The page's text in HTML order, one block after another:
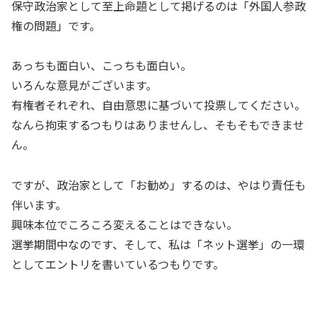
保守政治家として至上命題として掲げるのは「外国人参政
権の問題」です。
あっちも面白い、こっちも面白い。
いろんな意見がございます。
有権者それぞれ、自由意思に基づいて投票してください。
なんら拘束するつもりはありませんし、そもそもできませ
ん。
ですが、政治家として「お勧め」するのは、やはり責任も
伴います。
興味本位でころころ変えることはできない。
選挙期間中なのです、そして、私は「ネット選挙」の一環
としてエントリを書いているつもりです。